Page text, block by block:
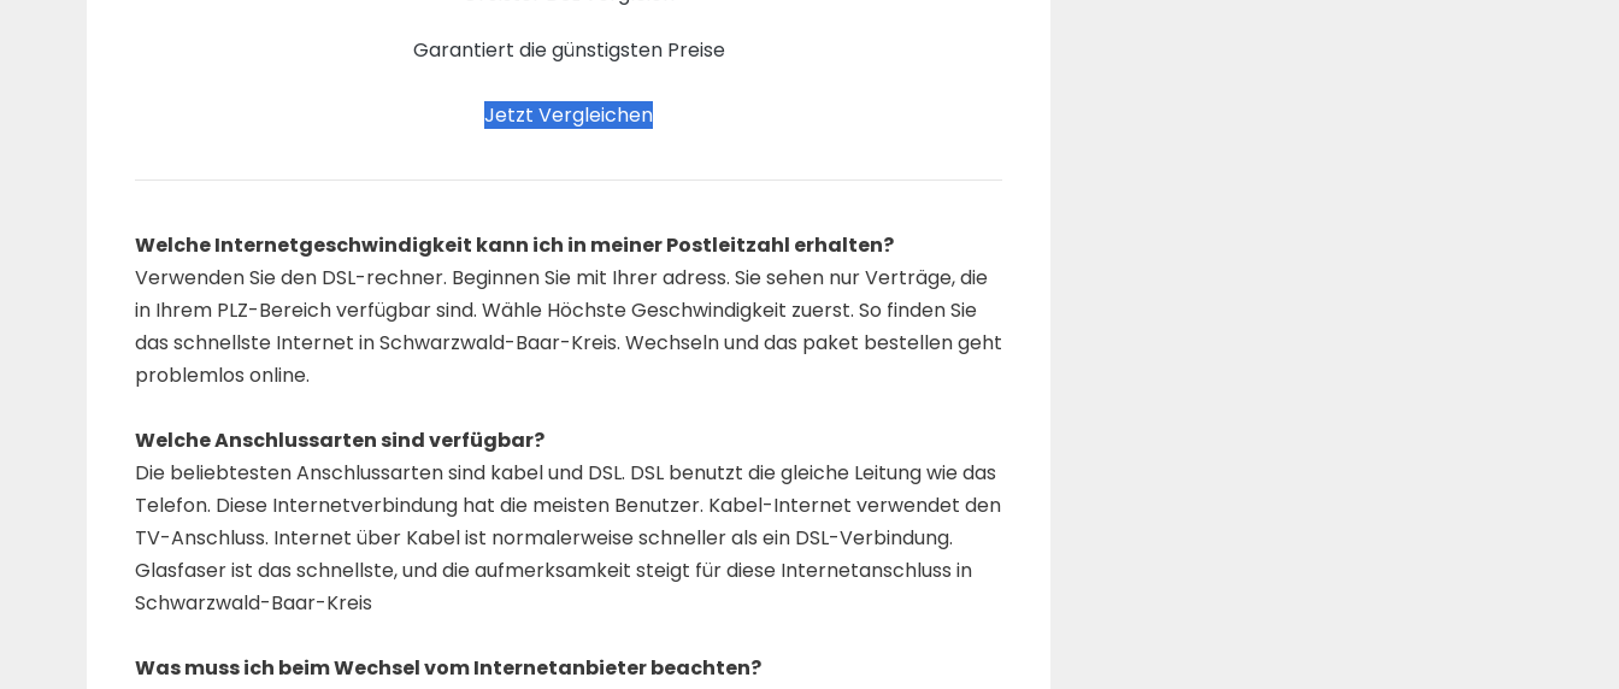
Garantiert die günstigsten Preise
Jetzt Vergleichen
Welche Internetgeschwindigkeit kann ich in meiner Postleitzahl erhalten?
Verwenden Sie den DSL-rechner. Beginnen Sie mit Ihrer adress. Sie sehen nur Verträge, die
in Ihrem PLZ-Bereich verfügbar sind. Wähle Höchste Geschwindigkeit zuerst. So finden Sie
das schnellste Internet in Schwarzwald-Baar-Kreis. Wechseln und das paket bestellen geht
problemlos online.
Welche Anschlussarten sind verfügbar?
Die beliebtesten Anschlussarten sind kabel und DSL. DSL benutzt die gleiche Leitung wie das
Telefon. Diese Internetverbindung hat die meisten Benutzer. Kabel-Internet verwendet den
TV-Anschluss. Internet über Kabel ist normalerweise schneller als ein DSL-Verbindung.
Glasfaser ist das schnellste, und die aufmerksamkeit steigt für diese Internetanschluss in
Schwarzwald-Baar-Kreis
Was muss ich beim Wechsel vom Internetanbieter beachten?